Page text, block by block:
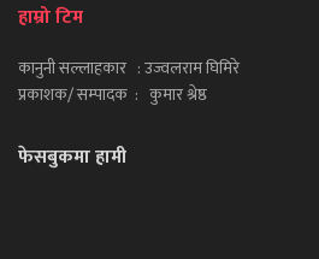
हाम्रो टिम
कानुनी सल्लाहकार : उज्वलराम घिमिरे
प्रकाशक/ सम्पादक : कुमार श्रेष्ठ
फेसबुकमा हामी